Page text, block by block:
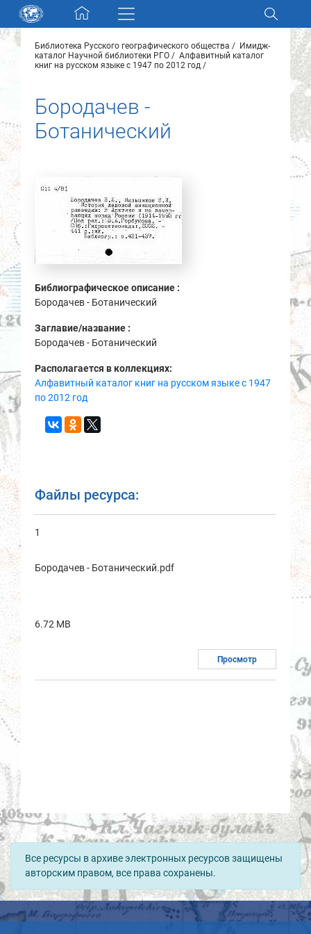
Skip navigation
Разделы и коллекции
Новости
О нас
Контакты
Партнеры
Библиотека Русского географического общества
Имидж-
каталог Научной библиотеки РГО
Алфавитный каталог
книг на русском языке с 1947 по 2012 год
Бородачев -
Ботанический
Библиографическое описание :
Бородачев - Ботанический
Заглавие/название :
Бородачев - Ботанический
Располагается в коллекциях:
Алфавитный каталог книг на русском языке с 1947
по 2012 год
Файлы ресурса:
1
Бородачев - Ботанический.pdf
6.72 MB
Просмотр
Все ресурсы в архиве электронных ресурсов защищены
авторским правом, все права сохранены.